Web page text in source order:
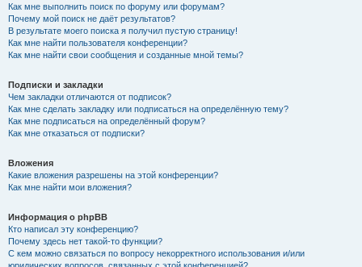
Как мне выполнить поиск по форуму или форумам?
Почему мой поиск не даёт результатов?
В результате моего поиска я получил пустую страницу!
Как мне найти пользователя конференции?
Как мне найти свои сообщения и созданные мной темы?
Подписки и закладки
Чем закладки отличаются от подписок?
Как мне сделать закладку или подписаться на определённую тему?
Как мне подписаться на определённый форум?
Как мне отказаться от подписки?
Вложения
Какие вложения разрешены на этой конференции?
Как мне найти мои вложения?
Информация о phpBB
Кто написал эту конференцию?
Почему здесь нет такой-то функции?
С кем можно связаться по вопросу некорректного использования и/или